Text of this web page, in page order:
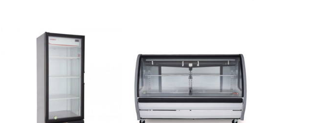
Añadir
a la
lista de
deseos